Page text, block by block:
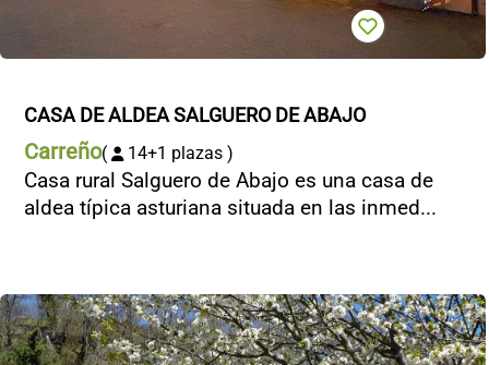
CASA DE ALDEA SALGUERO DE ABAJO
Carreño( 14+1 plazas )
Casa rural Salguero de Abajo es una casa de
aldea típica asturiana situada en las inmed...